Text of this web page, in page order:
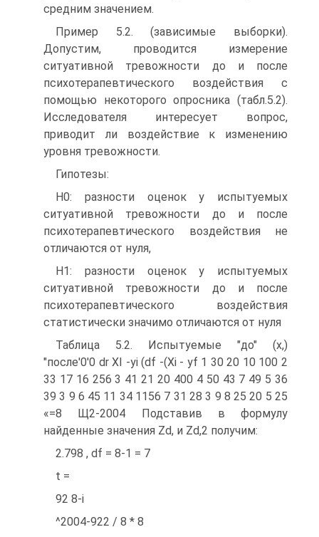
средним значением.
Пример 5.2. (зависимые выборки).
Допустим, проводится измерение
ситуативной тревожности до и после
психотерапевтического воздействия с
помощью некоторого опросника (табл.5.2).
Исследователя интересует вопрос,
приводит ли воздействие к изменению
уровня тревожности.
Гипотезы:
Н0: разности оценок у испытуемых
ситуативной тревожности до и после
психотерапевтического воздействия не
отличаются от нуля,
Н1: разности оценок у испытуемых
ситуативной тревожности до и после
психотерапевтического воздействия
статистически значимо отличаются от нуля
Таблица 5.2. Испытуемые "до" (х,)
"после'0'0 dr ХІ -уі (df -(Xi - yf 1 30 20 10 100 2
33 17 16 256 3 41 21 20 400 4 50 43 7 49 5 36
39 3 9 6 45 11 34 1156 7 31 28 3 9 8 25 20 5 25
«=8 Щ2-2004 Подставив в формулу
найденные значения Zd, и Zd,2 получим:
2.798 , df = 8-1 = 7
t =
92 8-і
^2004-922 / 8 * 8